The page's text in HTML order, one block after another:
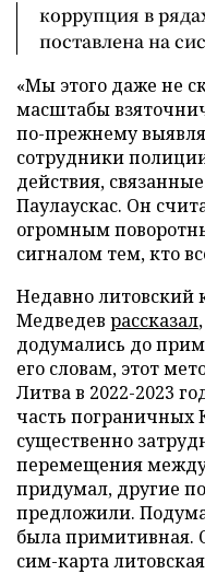
коррупция в
поставлена на
«Мы этого даже не
масштабы
по-прежнему
сотрудники
действия,
Паулаускас. Он
огромным
сигналом тем, кто
Недавно литовский
Медведев рассказал
додумались до
его словам, этот
Литва в 2022-2023
часть пограничных
существенно
перемещения
придумал, другие
предложили.
была примитивная.
сим-карта